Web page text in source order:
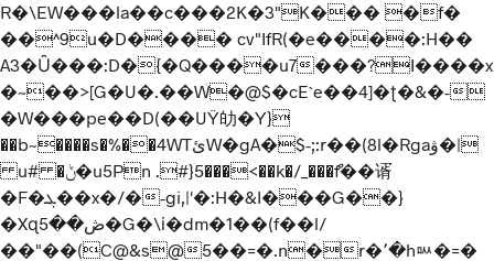
R�\EW���la��c���2K�3"K��� �f�
��^9u�D���� cv"IfR(�e����:H��
A3�Ȗ���:D�{�Q����u7���?I����x
�~��>[G�U�.��W�@$�cE`e��4]�ʈ�&�-
�W���pe��D(��UŸ劰�Y}
��b~����s�%��4WTئW�gA�$-;:r��(8l�Rgaۋ�|
u# �ݨ�u5Pn .#}5���<��k�/_���ްf��谞
�F�ܓ��x�/�-gi,|'�:H�&I���G��}
�Xɋڞ��5�G�\і�dm�1��(f��l/
��"��(C@&s@5��=�.n�r�٬�hᇞ�=�